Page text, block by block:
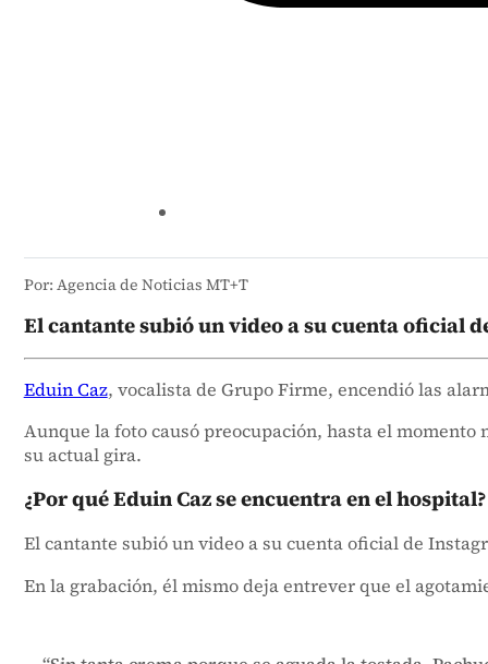
Por: Agencia de Noticias MT+T
El cantante subió un video a su cuenta oficial
Eduin Caz, vocalista de Grupo Firme, encendió las
Aunque la foto causó preocupación, hasta el momento
su actual gira.
¿Por qué Eduin Caz se encuentra en el hospital?
El cantante subió un video a su cuenta oficial de
En la grabación, él mismo deja entrever que el